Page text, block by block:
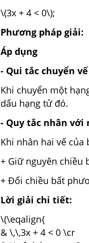
\(3x + 4 < 0\);
Phương pháp giải:
Áp dụng
- Qui tắc chuyển vế
Khi chuyển một
dấu hạng tử đó.
- Quy tắc nhân với
Khi nhân hai vế
+ Giữ nguyên chiều
+ Đổi chiều bất
Lời giải chi tiết:
\(\eqalign{
& \,\,3x + 4 < 0 \cr